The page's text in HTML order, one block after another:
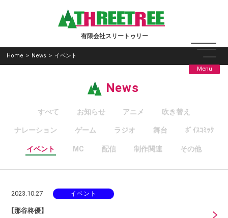
有限会社スリートゥリー
Menu
Home > News > イベント
News
すべて お知らせ アニメ 吹き替え
ナレーション ゲーム ラジオ 舞台 ﾎﾞｲｽｺﾐｯｸ
イベント MC 配信 制作関連 その他
2023.10.27 イベント
【那谷柊優】